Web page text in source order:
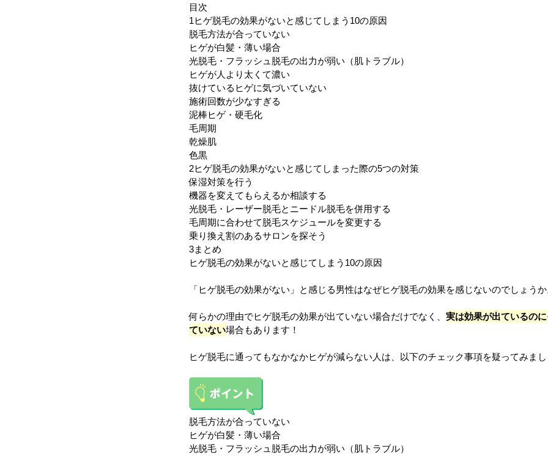
目次
1 ヒゲ脱毛の効果がないと感じてしまう10の原因
脱毛方法が合っていない
ヒゲが白髪・薄い場合
光脱毛・フラッシュ脱毛の出力が弱い（肌トラブル）
ヒゲが人より太くて濃い
抜けているヒゲに気づいていない
施術回数が少なすぎる
泥棒ヒゲ・硬毛化
毛周期
乾燥肌
色黒
2ヒゲ脱毛の効果がないと感じてしまった際の5つの対策
保湿対策を行う
機器を変えてもらえるか相談する
光脱毛・レーザー脱毛とニードル脱毛を併用する
毛周期に合わせて脱毛スケジュールを変更する
乗り換え割のあるサロンを探そう
3まとめ
ヒゲ脱毛の効果がないと感じてしまう10の原因
「ヒゲ脱毛の効果がない」と感じる男性はなぜヒゲ脱毛の効果を感じないのでしょう
何らかの理由でヒゲ脱毛の効果が出ていない場合だけでなく、 実は効果が出ているの
ていない場合もあります！
ヒゲ脱毛に通ってもなかなかヒゲが減らない人は、以下のチェック事項を疑ってみま
脱毛方法が合っていない
ヒゲが白髪・薄い場合
光脱毛・フラッシュ脱毛の出力が弱い（肌トラブル）